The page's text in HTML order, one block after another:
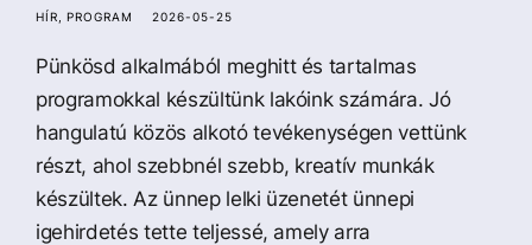
HÍR PROGRAM 2026-05-25
Pünkösd alkalmából meghitt és tartalmas
programokkal készültünk lakóink számára. Jó
hangulatú közös alkotó tevékenységen vettünk
részt, ahol szebbnél szebb, kreatív munkák
készültek. Az ünnep lelki üzenetét ünnepi
igehirdetés tette teljessé, amely arra